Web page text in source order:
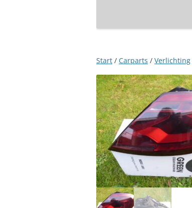
Start / Carparts / Verlichting